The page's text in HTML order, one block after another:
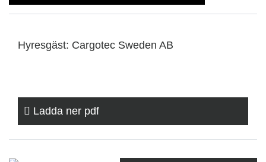
Hyresgäst: Cargotec Sweden AB
Ladda ner pdf